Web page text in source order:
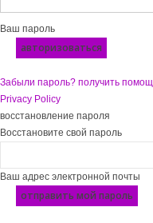
Ваш пароль
Забыли пароль? получить
Privacy Policy
восстановление пароля
Восстановите свой пароль
Ваш адрес электронной почты